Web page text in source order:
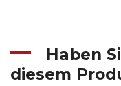
Haben
diesem